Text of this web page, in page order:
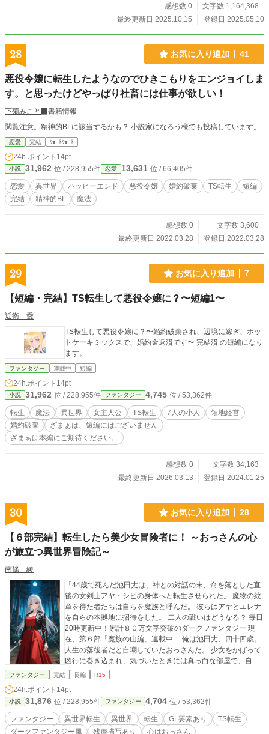
感想数 0
文字数 1,164,368
最終更新日 2025.10.15
登録日 2025.05.10
28 お気に入り追加 41
悪役令嬢に転生したようなのでひきこもりをエンジョイしま
す。と思ったけどやっぱり社畜には仕事が欲しい！
下菊みこと
書籍情報
閲覧注意。精神的BLに該当するかも？ 小説家になろう様でも投稿しています。
恋愛 完結 ｼｮｰﾄｼｮｰﾄ
24h.ポイント 14pt
小説 31,962 位 / 228,955件 恋愛 13,631 位 / 66,405件
恋愛 異世界 ハッピーエンド 悪役令嬢 婚約破棄 TS転生
短編
完結
精神的BL 魔法
感想数 0
文字数 3,600
最終更新日 2022.03.28
登録日 2022.03.28
29 お気に入り追加 7
【短編・完結】TS転生して悪役令嬢に？〜短編1〜
近衛 愛
TS転生して悪役令嬢に？〜婚約破棄され、辺境に嫁ぎ、ホッ
トケーキミックスで、婚約金返済です〜 完結済 の短編になり
ます。
ファンタジー 連載中 短編
24h.ポイント 14pt
小説 31,962 位 / 228,955件 ファンタジー 4,745 位 / 53,362件
転生 魔法 異世界 女主人公 TS転生 7人の小人
領地経営
婚約破棄
ざまぁは、短編にはございません
ざまぁは本編にご期待ください。
感想数 0
文字数 34,163
最終更新日 2026.03.13
登録日 2024.01.25
30 お気に入り追加 28
【６部完結】転生したら美少女冒険者に！ ～おっさんの心
が旅立つ異世界冒険記～
南條 綾
「44歳で死んだ池田丈は、神との対話の末、命を落とした直
後の女剣士アヤ・シビの身体へと転生させられた。 魔物の紋
章を得た者たちは自らを魔族と呼んだ。 彼らはアヤとエレナ
を自らの本拠地に招待をした。 二人の戦いはどうなる？ 毎日
20時更新中！累計８０万文字突破のダークファンタジー 現
在、第６部「魔族の山編」連載中 俺は池田丈、四十四歳。
人生の落後者だと自嘲していたおっさんだ。 少女をかばって
凶行に巻き込まれ、気づいたときには真っ白な部屋で、自称
「神」の老人に迎えられていた。 どうやら俺は死んで、剣
は、戦士・魔術師・盗賊の技術と知識、そして精神支配への
絶対防御という四つの能力。 だが転生先は、望んだ「イージ
ーモード」なんかじゃなかった。 俺が目を開けたのは、死
にゆく女剣士――アヤ・シビの身体の中。ゴブリンに仲間も
ファンタジー 完結 長編 R15
24h.ポイント 14pt
小説 31,876 位 / 228,955件 ファンタジー 4,704 位 / 53,362件
ファンタジー 異世界転生 異世界 転生 GL要素あり
TS転生
ダークファンタジー風
残虐描写あり 心はおっさん